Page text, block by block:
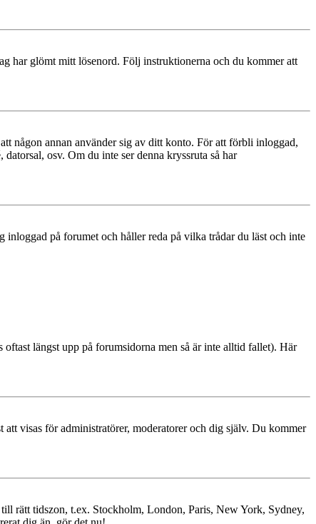
har glömt mitt lösenord. Följ instruktionerna och du kommer att
någon annan använder sig av ditt konto. För att förbli inloggad,
osv. Om du inte ser denna kryssruta så har
på forumet och håller reda på vilka trådar du läst och inte
längst upp på forumsidorna men så är inte alltid fallet). Här
visas för administratörer, moderatorer och dig själv. Du kommer
rätt tidszon, t.ex. Stockholm, London, Paris, New York, Sydney,